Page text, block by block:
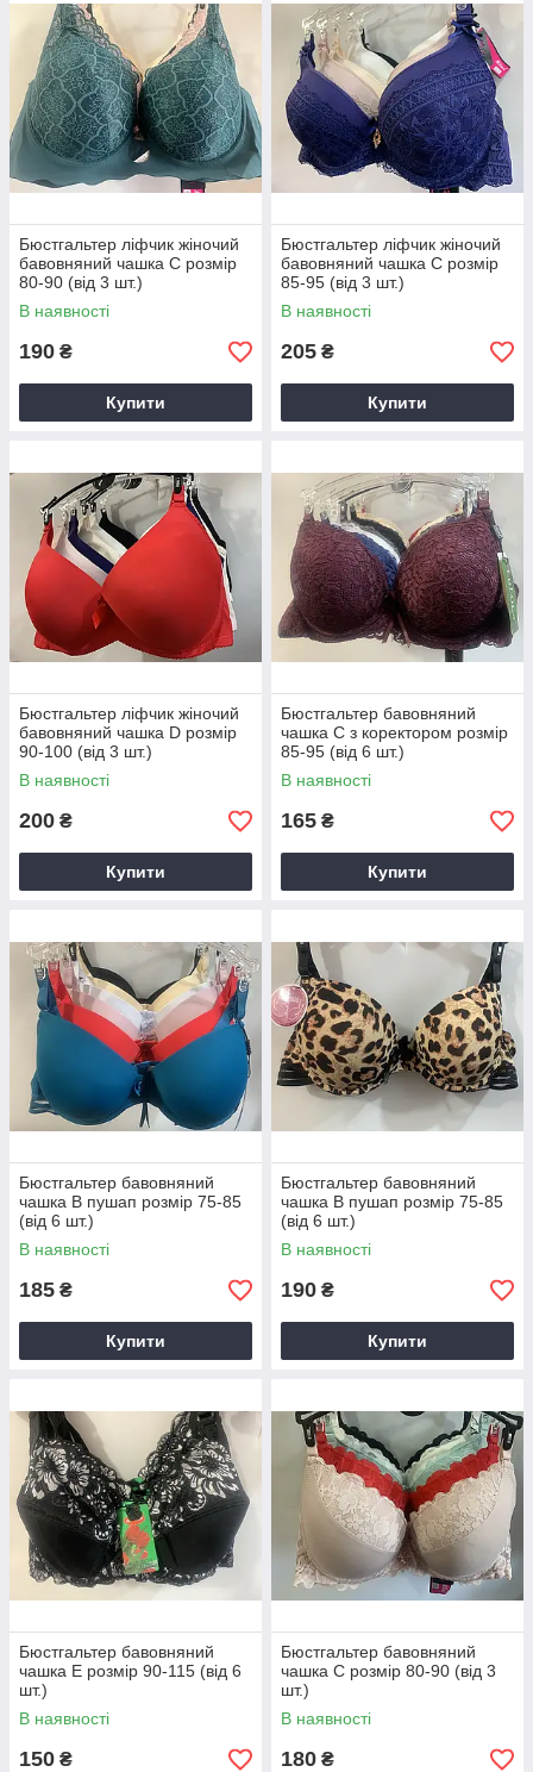
Бюстгальтер ліфчик жіночий
бавовняний чашка C розмір
80-90 (від 3 шт.)
В наявності
190 ₴
Купити
Бюстгальтер ліфчик жіночий
бавовняний чашка C розмір
85-95 (від 3 шт.)
В наявності
205 ₴
Купити
Бюстгальтер ліфчик жіночий
бавовняний чашка D розмір
90-100 (від 3 шт.)
В наявності
200 ₴
Купити
Бюстгальтер бавовняний
чашка C з коректором розмір
85-95 (від 6 шт.)
В наявності
165 ₴
Купити
Бюстгальтер бавовняний
чашка B пушап розмір 75-85
(від 6 шт.)
В наявності
185 ₴
Купити
Бюстгальтер бавовняний
чашка B пушап розмір 75-85
(від 6 шт.)
В наявності
190 ₴
Купити
Бюстгальтер бавовняний
чашка E розмір 90-115 (від 6
шт.)
В наявності
150 ₴
Бюстгальтер бавовняний
чашка C розмір 80-90 (від 3
шт.)
В наявності
180 ₴